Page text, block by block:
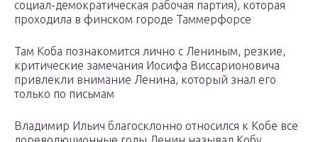
социал-демократическая рабочая партия), которая
проходила в финском городе Таммерфорсе
Там Коба познакомится лично с Лениным, резкие,
критические замечания Иосифа Виссарионовича
привлекли внимание Ленина, который знал его
только по письмам
Владимир Ильич благосклонно относился к Кобе все